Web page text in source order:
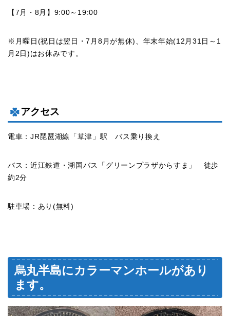
【7月・8月】9:00～19:00
※月曜日(祝日は翌日・7月8月が無休)、年末年始(12月31日～1
月2日)はお休みです。
アクセス
電車：JR琵琶湖線「草津」駅 バス乗り換え
バス：近江鉄道・湖国バス「グリーンプラザからすま」 徒歩
約2分
駐車場：あり(無料)
烏丸半島にカラーマンホールがあり
ます。